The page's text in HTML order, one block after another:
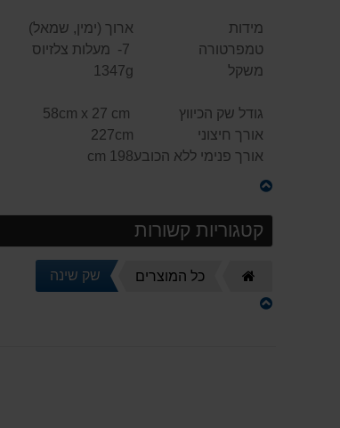
מידות ארוך (ימין, שמאל)
טמפרטורה
משקל
1347g
גודל שק הכיווץ
אורך חיצוני
227cm
אורך פנימי ללא הכובע198 cm
קטגוריות קשורות
כל המוצרים שק שינה